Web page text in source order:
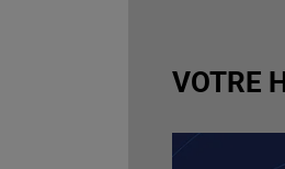
VOTRE